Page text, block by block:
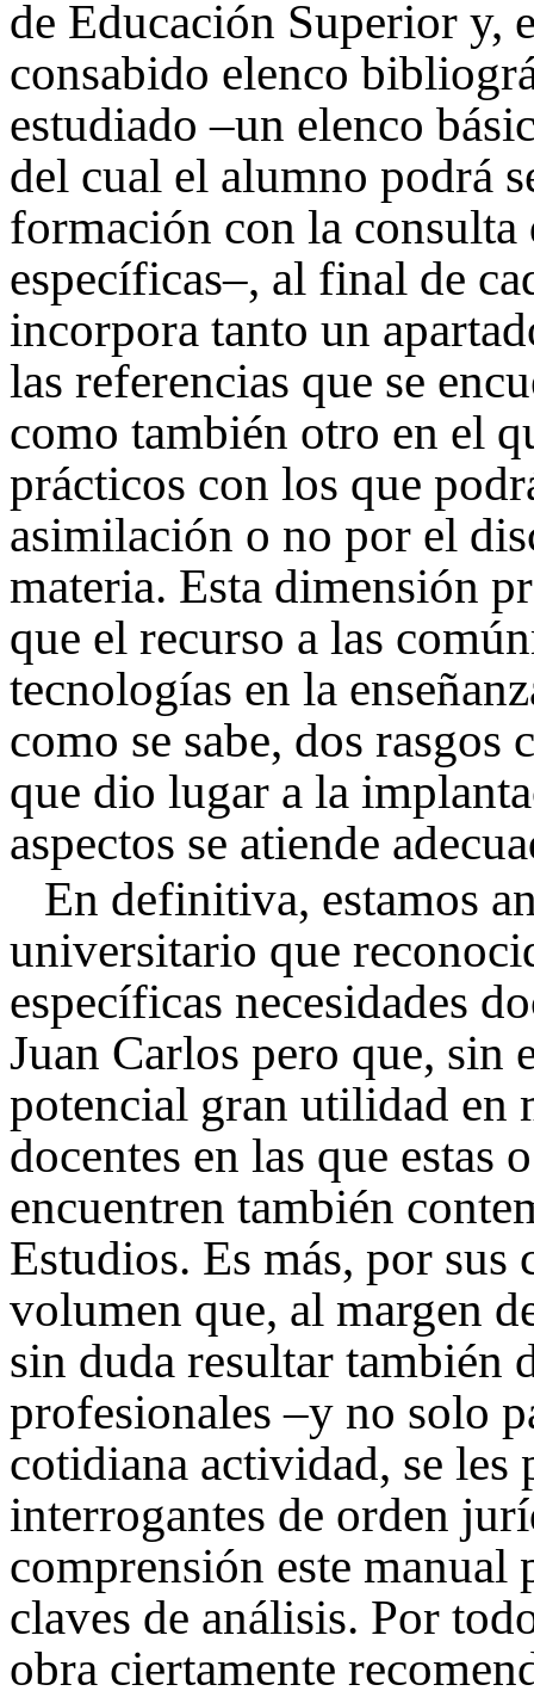
de Educación Superior y,
consabido elenco
estudiado –un elenco
del cual el alumno podrá
formación con la consulta
específicas–, al final de
incorpora tanto un
las referencias que se
como también otro en el
prácticos con los que
asimilación o no por el
materia. Esta dimensión
que el recurso a las
tecnologías en la
como se sabe, dos
que dio lugar a la
aspectos se atiende
En definitiva, estamos
universitario que
específicas necesidades
Juan Carlos pero que, sin
potencial gran utilidad en
docentes en las que estas
encuentren también
Estudios. Es más, por sus
volumen que, al margen
sin duda resultar también
profesionales –y no solo
cotidiana actividad, se les
interrogantes de orden
comprensión este manual
claves de análisis. Por
obra ciertamente